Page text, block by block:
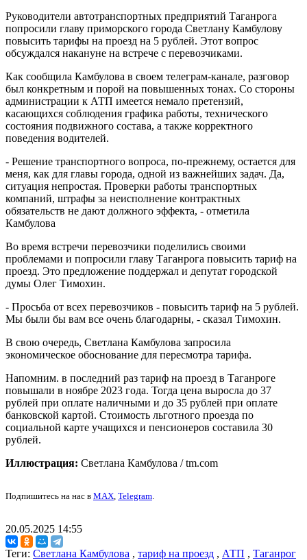
Руководители автотранспортных предприятий Таганрога
попросили главу приморского города Светлану Камбулову
повысить тарифы на проезд на 5 рублей. Этот вопрос
обсуждался накануне на встрече с перевозчиками.
Как сообщила Камбулова в своем телеграм-канале, разговор
был конкретным и порой на повышенных тонах. Со стороны
администрации к АТП имеется немало претензий,
касающихся соблюдения графика работы, технического
состояния подвижного состава, а также корректного
поведения водителей.
- Решение транспортного вопроса, по-прежнему, остается для
меня, как для главы города, одной из важнейших задач. Да,
ситуация непростая. Проверки работы транспортных
компаний, штрафы за неисполнение контрактных
обязательств не дают должного эффекта, - отметила
Камбулова
Во время встречи перевозчики поделились своими
проблемами и попросили главу Таганрога повысить тариф на
проезд. Это предложение поддержал и депутат городской
думы Олег Тимохин.
- Просьба от всех перевозчиков - повысить тариф на 5 рублей.
Мы были бы вам все очень благодарны, - сказал Тимохин.
В свою очередь, Светлана Камбулова запросила
экономическое обоснование для пересмотра тарифа.
Напомним. в последний раз тариф на проезд в Таганроге
повышали в ноябре 2023 года. Тогда цена выросла до 37
рублей при оплате наличными и до 35 рублей при оплате
банковской картой. Стоимость льготного проезда по
социальной карте учащихся и пенсионеров составила 30
рублей.
Иллюстрация: Светлана Камбулова / tm.com
Подпишитесь на нас в MAX, Telegram.
20.05.2025 14:55
Теги: Светлана Камбулова , тариф на проезд , АТП , Таганрог